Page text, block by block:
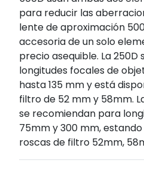
para reducir las
lente de aproximación
accesoria de un solo
precio asequible. La
longitudes focales de
hasta 135 mm y está
filtro de 52 mm y 58mm.
se recomiendan para
75mm y 300 mm,
roscas de filtro 52mm,